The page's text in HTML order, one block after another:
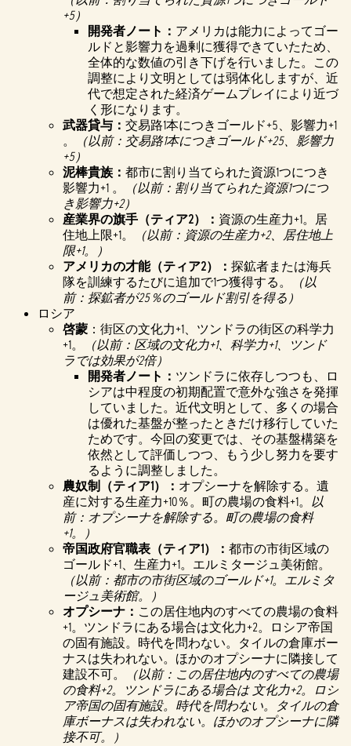
+5）
開発者ノート： アメリカは能力によってゴー
ルドと影響力を過剰に獲得できていたため、
全体的な数値の引き下げを行いました。この
調整により文明としては弱体化しますが、近
代で想定された経済ゲームプレイにより近づ
く形になります。
武器貸与： 交易路1本につきゴールド+5、影響力+1
。
（以前：交易路1本につきゴールド+25、影響力
+5）
泥棒貴族： 都市に割り当てられた資源1つにつき
影響力+1 。
（以前：割り当てられた資源1つにつ
き影響力+2）
産業界の旗手（ティア2）： 資源の生産力+1。居
住地上限+1。
（以前：資源の生産力+2、居住地上
限+1。）
アメリカの才能（ティア2）： 探鉱者または海兵
隊を訓練するたびに追加で1つ獲得する。
（以
前：探鉱者が25％のゴールド割引を得る）
ロシア
啓蒙 ：街区の文化力+1、ツンドラの街区の科学力
+1。
（以前：区域の文化力+1、科学力+1、ツンド
ラでは効果が2倍）
開発者ノート： ツンドラに依存しつつも、ロ
シアは中程度の初期配置で意外な強さを発揮
していました。近代文明として、多くの場合
は優れた基盤が整ったときだけ移行していた
ためです。今回の変更では、その基盤構築を
依然として評価しつつ、もう少し努力を要す
るように調整しました。
農奴制（ティア1）： オプシーナを解除する。遺
産に対する生産力+10％。町の農場の食料+1。 以
前：オプシーナを解除する。町の農場の食料
+1。）
帝国政府官職表（ティア1）： 都市の市街区域の
ゴールド+1、生産力+1。エルミタージュ美術館。
（以前：都市の市街区域のゴールド+1。エルミタ
ージュ美術館。）
オプシーナ： この居住地内のすべての農場の食料
+1。ツンドラにある場合は文化力+2。ロシア帝国
の固有施設。時代を問わない。タイルの倉庫ボー
ナスは失われない。ほかのオプシーナに隣接して
建設不可。
（以前：この居住地内のすべての農場
の食料+2。ツンドラにある場合は 文化力+2。ロシ
ア帝国の固有施設。時代を問わない。タイルの倉
庫ボーナスは失われない。ほかのオプシーナに隣
接不可。）